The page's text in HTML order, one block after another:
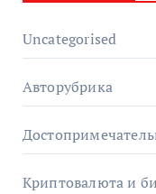
Uncategorised
Авторубрика
Криптовалюта и